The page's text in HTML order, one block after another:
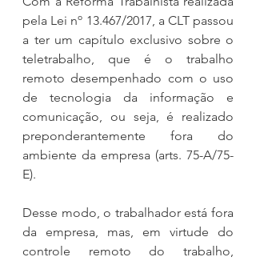
pela Lei nº 13.467/2017, a CLT passou
a ter um capítulo exclusivo sobre o
teletrabalho, que é o trabalho
remoto desempenhado com o uso
de tecnologia da informação e
comunicação, ou seja, é realizado
preponderantemente fora do
ambiente da empresa (arts. 75-A/75-
E).
Desse modo, o trabalhador está fora
da empresa, mas, em virtude do
controle remoto do trabalho,